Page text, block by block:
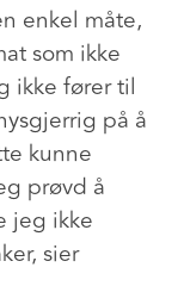
enkel måte,
som ikke
ikke fører til
på å
kunne
prøvd å
jeg ikke
sier